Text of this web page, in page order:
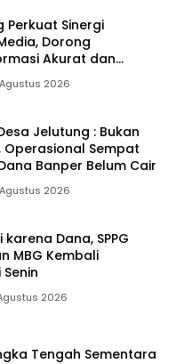
Perkuat Sinergi
Dorong
Akurat dan
2026
Jelutung : Bukan
Operasional Sempat
Banper Belum Cair
2026
Dana, SPPG
MBG Kembali
2026
Tengah Sementara